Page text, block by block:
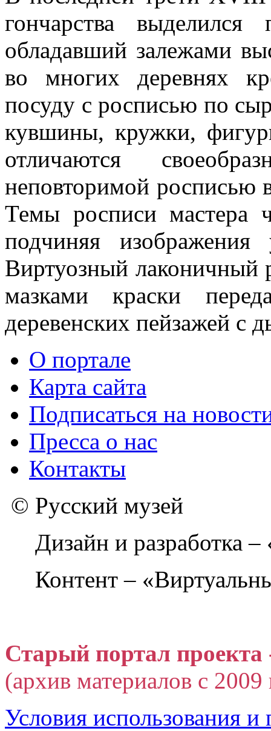
гончарства
обладавший залежами
во многих деревнях
посуду с росписью по
кувшины, кружки,
отличаются
неповторимой росписью
Темы росписи мастера
подчиняя изображения
Виртуозный лаконичный
мазками краски
деревенских пейзажей с
О портале
Карта сайта
Подписаться на
Пресса о нас
Контакты
© Русский музей
Дизайн и разработка
Контент –
Старый портал
(архив материалов с
Условия использования